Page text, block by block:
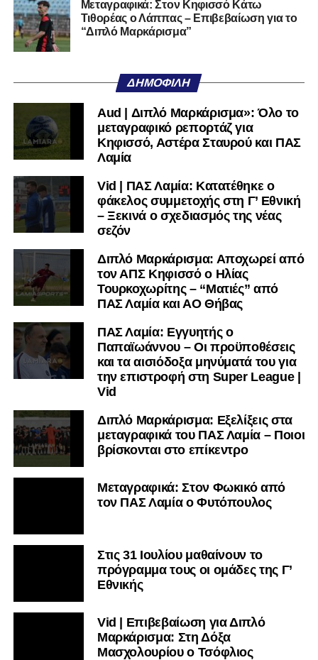
Μεταγραφικά: Στον Κηφισσό Κάτω
Τιθορέας ο Λάππας – Επιβεβαίωση για το
“Διπλό Μαρκάρισμα”
ΔΗΜΟΦΙΛΉ
Aud | Διπλό Μαρκάρισμα»: Όλο το
μεταγραφικό ρεπορτάζ για
Κηφισσό, Αστέρα Σταυρού και ΠΑΣ
Λαμία
Vid | ΠΑΣ Λαμία: Κατατέθηκε ο
φάκελος συμμετοχής στη Γ’ Εθνική
– Ξεκινά ο σχεδιασμός της νέας
σεζόν
Διπλό Μαρκάρισμα: Αποχωρεί από
τον ΑΠΣ Κηφισσό ο Ηλίας
Τουρκοχωρίτης – “Ματιές” από
ΠΑΣ Λαμία και ΑΟ Θήβας
ΠΑΣ Λαμία: Εγγυητής ο
Παπαϊωάννου – Οι προϋποθέσεις
και τα αισιόδοξα μηνύματά του για
την επιστροφή στη Super League |
Vid
Διπλό Μαρκάρισμα: Εξελίξεις στα
μεταγραφικά του ΠΑΣ Λαμία – Ποιοι
βρίσκονται στο επίκεντρο
Μεταγραφικά: Στον Φωκικό από
τον ΠΑΣ Λαμία ο Φυτόπουλος
Στις 31 Ιουλίου μαθαίνουν το
πρόγραμμα τους οι ομάδες της Γ’
Εθνικής
Vid | Επιβεβαίωση για Διπλό
Μαρκάρισμα: Στη Δόξα
Μασχολουρίου ο Τσόφλιος